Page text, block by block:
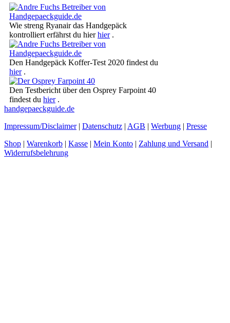
Wie streng Ryanair das Handgepäck
kontrolliert erfährst du hierhier.
Den Handgepäck Koffer-Test 2020 findest du
hier.
Den Testbericht über den Osprey Farpoint 40
findest du hier.
handgepaeckguide.de
Impressum/Disclaimer| Datenschutz | AGB | Werbung | Presse
Shop | Warenkorb | Kasse | Mein Konto | Zahlung und Versand |
Widerrufsbelehrung